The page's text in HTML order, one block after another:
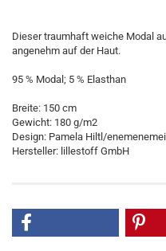
Dieser traumhaft weiche Modal
angenehm auf der Haut.
95 % Modal; 5 % Elasthan
Breite: 150 cm
Gewicht: 180 g/m2
Design: Pamela Hiltl/
Hersteller: lillestoff GmbH